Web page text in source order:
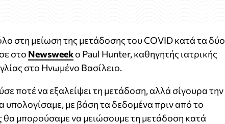
στη μείωση της μετάδοσης του COVID κατά τα δύο
στο Newsweekο Paul Hunter, καθηγητής ιατρικής
στο Ηνωμένο Βασίλειο.
ποτέ να εξαλείψει τη μετάδοση, αλλά σίγουρα την
υπολογίσαμε, με βάση τα δεδομένα πριν από το
θα μπορούσαμε να μειώσουμε τη μετάδοση κατά